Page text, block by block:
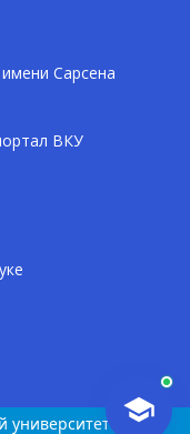
Сарсена
ВКУ
университет имени
Отвечу